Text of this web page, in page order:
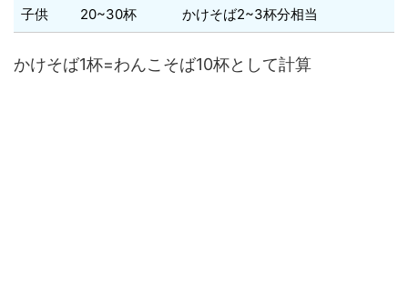
子供 20~30杯 かけそば2~3杯分相当
かけそば1杯=わんこそば10杯として計算